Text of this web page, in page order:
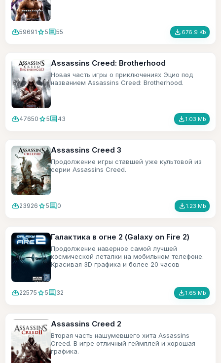
cloud_download59691 star5comment55 file_download 676.9 Kb
Assassins Creed: Brotherhood
Новая часть игры о приключениях Эцио под
названием Assassins Creed: Brotherhood.
cloud_download47650 star5comment43 file_download1.03 Mb
Assassins Creed 3
Продолжение игры ставшей уже культовой из
серии Assassins Creed.
cloud_download23926 star5comment0 file_download1.23 Mb
Галактика в огне 2 (Galaxy on Fire 2)
Продолжение наверное самой лучшей
космической леталки на мобильном телефоне.
Красивая 3D графика и более 20 часов
cloud_download22575 star5comment32 file_download1.65 Mb
Assassins Creed 2
Вторая часть нашумевшего хита Assassins
Creed. В игре отличный геймплей и хорошая
графика.